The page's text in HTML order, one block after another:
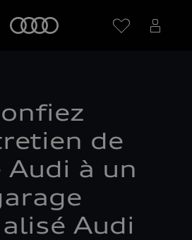
de
à un
Audi